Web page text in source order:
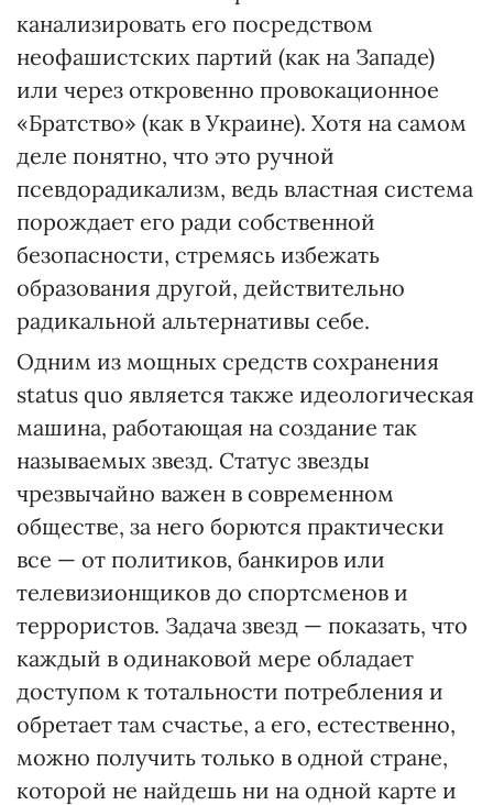
канализировать его посредством
неофашистских партий (как на Западе)
или через откровенно провокационное
«Братство» (как в Украине). Хотя на самом
деле понятно, что это ручной
псевдорадикализм, ведь властная система
порождает его ради собственной
безопасности, стремясь избежать
образования другой, действительно
радикальной альтернативы себе.
Одним из мощных средств сохранения
status quo является также идеологическая
машина, работающая на создание так
называемых звезд. Статус звезды
чрезвычайно важен в современном
обществе, за него борются практически
все — от политиков, банкиров или
телевизионщиков до спортсменов и
террористов. Задача звезд — показать, что
каждый в одинаковой мере обладает
доступом к тотальности потребления и
обретает там счастье, а его, естественно,
можно получить только в одной стране,
которой не найдешь ни на одной карте и